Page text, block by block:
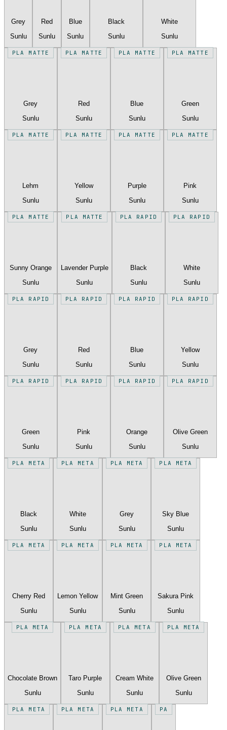
Grey
Sunlu
Red
Sunlu
Blue
Sunlu
Black
Sunlu
White
Sunlu
PLA MATTE
Grey
Sunlu
PLA MATTE
Red
Sunlu
PLA MATTE
Blue
Sunlu
PLA MATTE
Green
Sunlu
PLA MATTE
Lehm
Sunlu
PLA MATTE
Yellow
Sunlu
PLA MATTE
Purple
Sunlu
PLA MATTE
Pink
Sunlu
PLA MATTE
Sunny Orange
Sunlu
PLA MATTE
Lavender Purple
Sunlu
PLA RAPID
Black
Sunlu
PLA RAPID
White
Sunlu
PLA RAPID
Grey
Sunlu
PLA RAPID
Red
Sunlu
PLA RAPID
Blue
Sunlu
PLA RAPID
Yellow
Sunlu
PLA RAPID
Green
Sunlu
PLA RAPID
Pink
Sunlu
PLA RAPID
Orange
Sunlu
PLA RAPID
Olive Green
Sunlu
PLA META
Black
Sunlu
PLA META
White
Sunlu
PLA META
Grey
Sunlu
PLA META
Sky Blue
Sunlu
PLA META
Cherry Red
Sunlu
PLA META
Lemon Yellow
Sunlu
PLA META
Mint Green
Sunlu
PLA META
Sakura Pink
Sunlu
PLA META
Chocolate Brown
Sunlu
PLA META
Taro Purple
Sunlu
PLA META
Cream White
Sunlu
PLA META
Olive Green
Sunlu
PLA META PLA META PLA META PA